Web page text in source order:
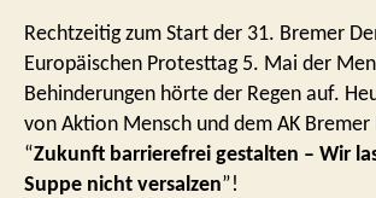
Rechtzeitig zum Start der 31. Bremer
Europäischen Protesttag 5. Mai der
Behinderungen hörte der Regen auf.
von Aktion Mensch und dem AK
“Zukunft barrierefrei gestalten – Wir
Suppe nicht versalzen”!